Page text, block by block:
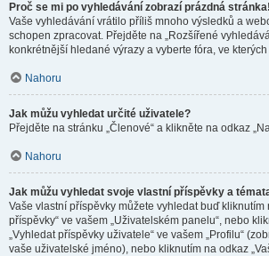
Proč se mi po vyhledávání zobrazí prázdná
Vaše vyhledávání vrátilo příliš mnoho výsledků a
schopen zpracovat. Přejděte na „Rozšířené
konkrétnější hledané výrazy a vyberte fóra, ve
Nahoru
Jak můžu vyhledat určité uživatele?
Přejděte na stránku „Členové“ a klikněte na odkaz
Nahoru
Jak můžu vyhledat svoje vlastní příspěvky a
Vaše vlastní příspěvky můžete vyhledat buď kliknutím
příspěvky“ ve vašem „Uživatelském panelu“, nebo
„Vyhledat příspěvky uživatele“ ve vašem „Profilu“
vaše uživatelské jméno), nebo kliknutím na odkaz